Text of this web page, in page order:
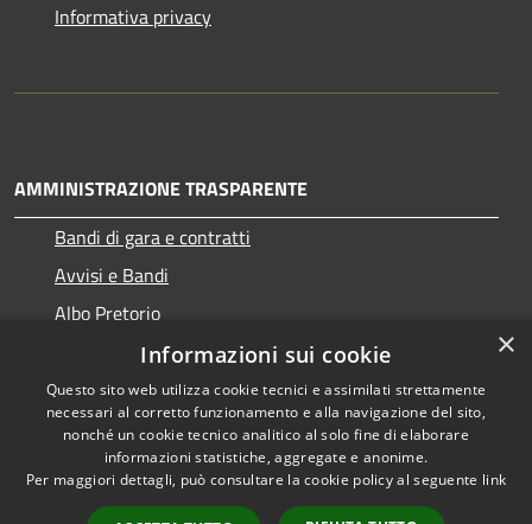
Informativa privacy
AMMINISTRAZIONE TRASPARENTE
Bandi di gara e contratti
Avvisi e Bandi
Albo Pretorio
Accessibilità
Privacy
Copyright © 2026 • Comune di
Ragogna • Powered by
Municipium•Accesso
×
Informazioni sui cookie
Questo sito web utilizza cookie tecnici e assimilati strettamente
necessari al corretto funzionamento e alla navigazione del sito,
nonché un cookie tecnico analitico al solo fine di elaborare
informazioni statistiche, aggregate e anonime.
Per maggiori dettagli, può consultare la cookie policy al seguente link